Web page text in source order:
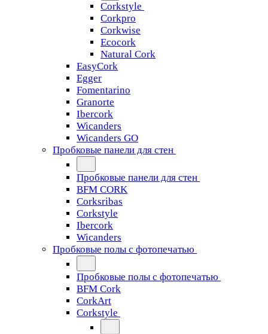
Corkstyle
Corkpro
Corkwise
Ecocork
Natural Cork
EasyCork
Egger
Fomentarino
Granorte
Ibercork
Wicanders
Wicanders GO
Пробковые панели для стен
Пробковые панели для стен
BFM CORK
Corksribas
Corkstyle
Ibercork
Wicanders
Пробковые полы с фотопечатью
Пробковые полы с фотопечатью
BFM Cork
CorkArt
Corkstyle